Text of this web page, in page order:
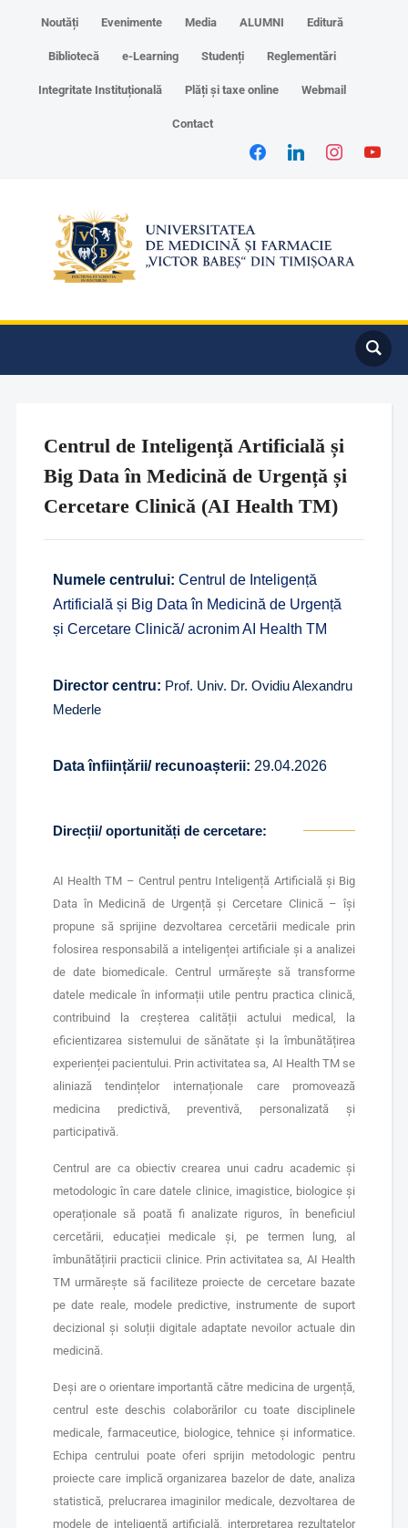
Noutăți Evenimente Media ALUMNI Editură
Bibliotecă e-Learning Studenți Reglementări
Integritate Instituțională Plăți și taxe online Webmail
Contact
Centrul de Inteligență Artificială și
Big Data în Medicină de Urgență și
Cercetare Clinică (AI Health TM)
Numele centrului: Centrul de Inteligență
Artificială și Big Data în Medicină de Urgență
și Cercetare Clinică/ acronim AI Health TM
Director centru: Prof. Univ. Dr. Ovidiu Alexandru
Mederle
Data înființării/ recunoașterii: 29.04.2026
Direcții/ oportunități de cercetare:
AI Health TM – Centrul pentru Inteligență Artificială și Big
Data în Medicină de Urgență și Cercetare Clinică – își
propune să sprijine dezvoltarea cercetării medicale prin
folosirea responsabilă a inteligenței artificiale și a analizei
de date biomedicale. Centrul urmărește să transforme
datele medicale în informații utile pentru practica clinică,
contribuind la creșterea calității actului medical, la
eficientizarea sistemului de sănătate și la îmbunătățirea
experienței pacientului. Prin activitatea sa, AI Health TM se
aliniază tendințelor internaționale care promovează
medicina predictivă, preventivă, personalizată și
participativă.
Centrul are ca obiectiv crearea unui cadru academic și
metodologic în care datele clinice, imagistice, biologice și
operaționale să poată fi analizate riguros, în beneficiul
cercetării, educației medicale și, pe termen lung, al
îmbunătățirii practicii clinice. Prin activitatea sa, AI Health
TM urmărește să faciliteze proiecte de cercetare bazate
pe date reale, modele predictive, instrumente de suport
decizional și soluții digitale adaptate nevoilor actuale din
medicină.
Deși are o orientare importantă către medicina de urgență,
centrul este deschis colaborărilor cu toate disciplinele
medicale, farmaceutice, biologice, tehnice și informatice.
Echipa centrului poate oferi sprijin metodologic pentru
proiecte care implică organizarea bazelor de date, analiza
statistică, prelucrarea imaginilor medicale, dezvoltarea de
modele de inteligență artificială, interpretarea rezultatelor